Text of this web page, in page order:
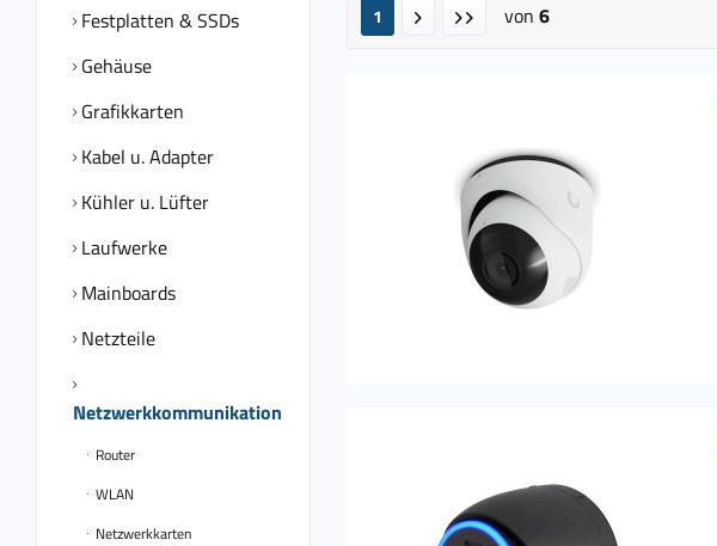
Festplatten & SSDs
Gehäuse
Grafikkarten
Kabel u. Adapter
Kühler u. Lüfter
Laufwerke
Mainboards
Netzteile
Netzwerkkommunikation
Router
WLAN
Netzwerkkarten
1 von 6